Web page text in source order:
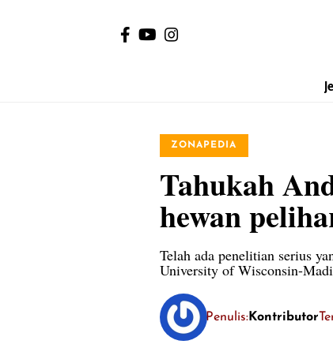
ZONAPEDIA
Tahukah
hewan
Telah ada penelitian serius
University of Wisconsin-
Penulis:Kontributor